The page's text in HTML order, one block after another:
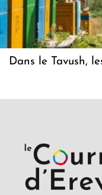
Dans le Tavush,